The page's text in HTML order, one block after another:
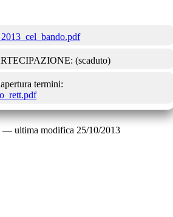
(scaduto)
termini:
— ultima modifica 25/10/2013